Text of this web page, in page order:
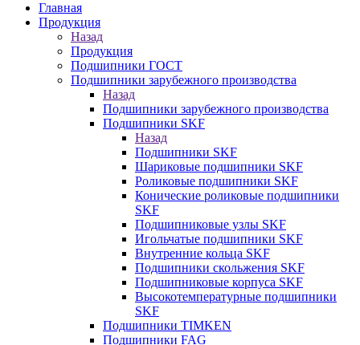
Главная
Продукция
Назад
Продукция
Подшипники ГОСТ
Подшипники зарубежного производства
Назад
Подшипники зарубежного производства
Подшипники SKF
Назад
Подшипники SKF
Шариковые подшипники SKF
Роликовые подшипники SKF
Конические роликовые подшипники
SKF
Подшипниковые узлы SKF
Игольчатые подшипники SKF
Внутренние кольца SKF
Подшипники скольжения SKF
Подшипниковые корпуса SKF
Высокотемпературные подшипники
SKF
Подшипники TIMKEN
Подшипники FAG